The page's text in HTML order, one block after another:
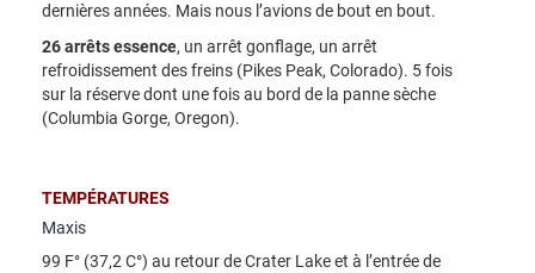
dernières années. Mais nous l’avions de bout en bout.
26 arrêts essence, un arrêt gonflage, un arrêt
refroidissement des freins (Pikes Peak, Colorado). 5 fois
sur la réserve dont une fois au bord de la panne sèche
(Columbia Gorge, Oregon).
TEMPÉRATURES
Maxis
99 F° (37,2 C°) au retour de Crater Lake et à l’entrée de